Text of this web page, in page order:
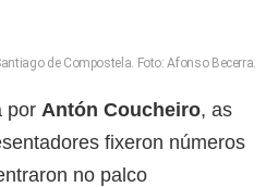
de Compostela. Foto: Afonso Becerra.
por Antón Coucheiro, as
fixeron números
no palco